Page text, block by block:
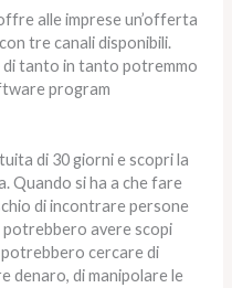
alle imprese un’offerta
tre canali disponibili.
di tanto in tanto potremmo
program
di 30 giorni e scopri la
Quando si ha a che fare
di incontrare persone
avere scopi
cercare di
denaro, di manipolare le